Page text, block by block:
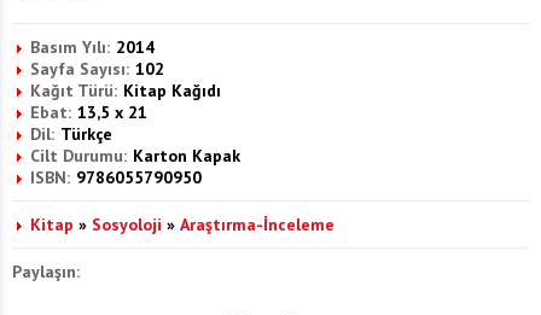
Basım Yılı: 2014
Sayfa Sayısı: 102
Kağıt Türü: Kitap Kağıdı
Ebat: 13,5 x 21
Dil: Türkçe
Cilt Durumu: Karton Kapak
ISBN: 9786055790950
Kitap » Sosyoloji » Araştırma-İnceleme
Paylaşın: